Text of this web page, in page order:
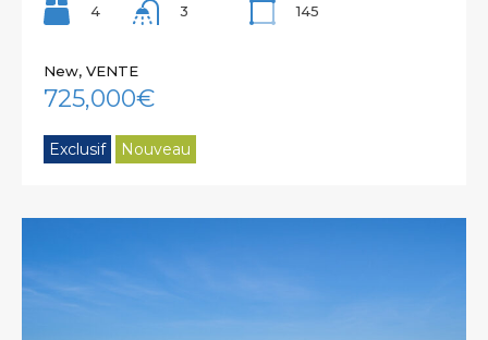
4
3
145
New, VENTE
725,000€
Exclusif Nouveau